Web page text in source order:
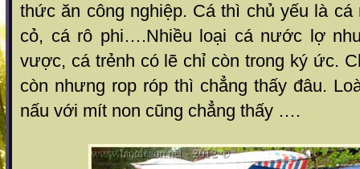
thức ăn công nghiệp. Cá thì chủ yếu là
cỏ, cá rô phi….Nhiều loại cá nước lợ
vược, cá trẻnh có lẽ chỉ còn trong ký ức.
còn nhưng rop róp thì chẳng thấy đâu.
nấu với mít non cũng chẳng thấy ….